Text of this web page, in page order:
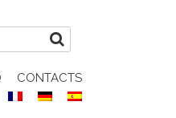
CONTACTS